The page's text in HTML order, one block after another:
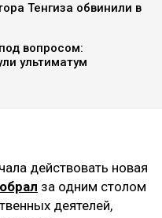
Тенгиза обвинили в
вопросом:
ультиматум
действовать новая
за одним столом
деятелей,